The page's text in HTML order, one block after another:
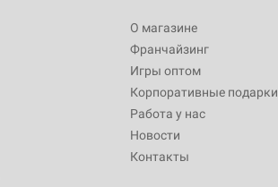
О магазине
Франчайзинг
Игры оптом
Корпоративные подарки
Работа у нас
Новости
Контакты